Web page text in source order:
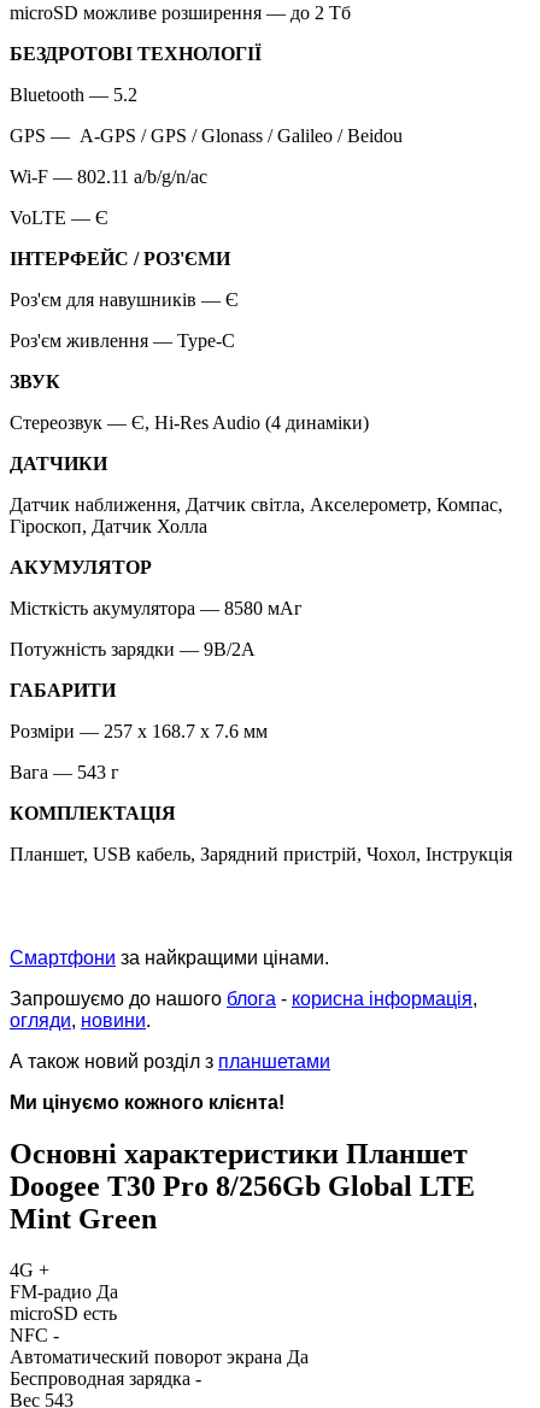
microSD можливе розширення — до 2 Тб
БЕЗДРОТОВІ ТЕХНОЛОГІЇ
Bluetooth — 5.2
GPS — A-GPS / GPS / Glonass / Galileo / Beidou
Wi-F — 802.11 a/b/g/n/ac
VoLTE — Є
ІНТЕРФЕЙС / РОЗ'ЄМИ
Роз'єм для навушників — Є
Роз'єм живлення — Type-C
ЗВУК
Стереозвук — Є, Hi-Res Audio (4 динаміки)
ДАТЧИКИ
Датчик наближення, Датчик світла, Акселерометр, Компас,
Гіроскоп, Датчик Холла
АКУМУЛЯТОР
Місткість акумулятора — 8580 мАг
Потужність зарядки — 9В/2А
ГАБАРИТИ
Розміри — 257 x 168.7 x 7.6 мм
Вага — 543 г
КОМПЛЕКТАЦІЯ
Планшет, USB кабель, Зарядний пристрій, Чохол, Інструкція
Смартфони за найкращими цінами.
Запрошуємо до нашого блога - корисна інформація,
огляди, новини.
А також новий розділ з планшетами
Ми цінуємо кожного клієнта!
Основні характеристики Планшет
Doogee T30 Pro 8/256Gb Global LTE
Mint Green
4G +
FM-радио Да
microSD есть
NFC -
Автоматический поворот экрана Да
Беспроводная зарядка -
Вес 543